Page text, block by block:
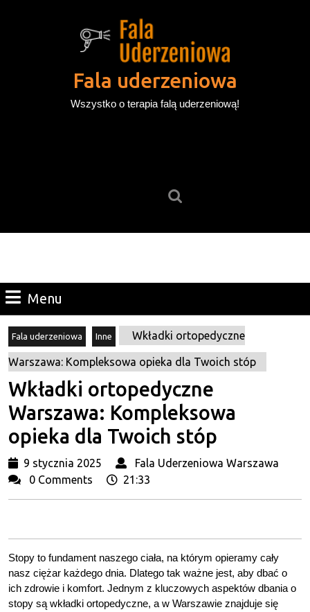
Fala uderzeniowa
Wszystko o terapia falą uderzeniową!
Menu
Fala uderzeniowa Inne Wkładki ortopedyczne
Warszawa: Kompleksowa opieka dla Twoich stóp
Wkładki ortopedyczne
Warszawa: Kompleksowa
opieka dla Twoich stóp
9 stycznia 2025
9
stycznia
Fala Uderzeniowa Warszawa
0 Comments 21:33
Stopy to fundament naszego ciała, na którym opieramy cały
nasz ciężar każdego dnia. Dlatego tak ważne jest, aby dbać o
ich zdrowie i komfort. Jednym z kluczowych aspektów dbania o
stopy są wkładki ortopedyczne, a w Warszawie znajduje się